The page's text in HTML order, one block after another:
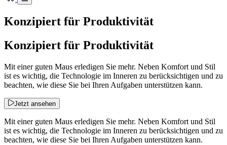
Konzipiert für Produktivität
Konzipiert für Produktivität
Mit einer guten Maus erledigen Sie mehr. Neben Komfort und Stil
ist es wichtig, die Technologie im Inneren zu berücksichtigen und zu
beachten, wie diese Sie bei Ihren Aufgaben unterstützen kann.
Jetzt ansehen
Mit einer guten Maus erledigen Sie mehr. Neben Komfort und Stil
ist es wichtig, die Technologie im Inneren zu berücksichtigen und zu
beachten, wie diese Sie bei Ihren Aufgaben unterstützen kann.